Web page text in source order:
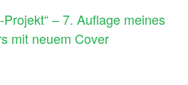
– 7. Auflage meines
mit neuem Cover